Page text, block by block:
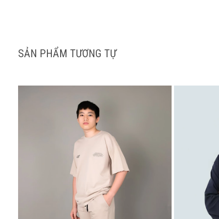
SẢN PHẨM TƯƠNG TỰ